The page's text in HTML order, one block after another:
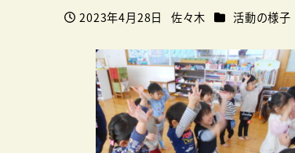
投稿日
2023年4月28日
著
佐々木 カテゴリー
活動の様子